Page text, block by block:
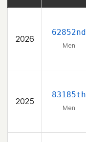
2026
62852nd
Men
2025
83185th
Men